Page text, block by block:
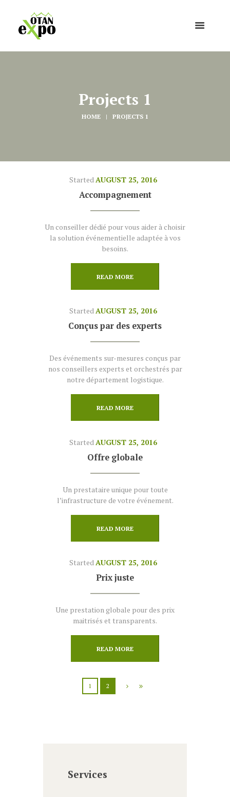
Projects 1
HOME PROJECTS 1
StartedAUGUST 25, 2016
Accompagnement
Un conseiller dédié pour vous aider à choisir
la solution événementielle adaptée à vos
besoins.
READ MORE
StartedAUGUST 25, 2016
Conçus par des experts
Des événements sur-mesures conçus par
nos conseillers experts et orchestrés par
notre département logistique.
READ MORE
StartedAUGUST 25, 2016
Offre globale
Un prestataire unique pour toute
l’infrastructure de votre événement.
READ MORE
StartedAUGUST 25, 2016
Prix juste
Une prestation globale pour des prix
maitrisés et transparents.
READ MORE
1 2
Services